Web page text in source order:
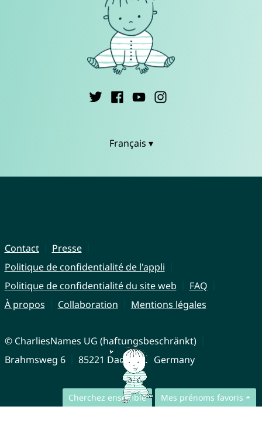
Cherchez ensemble Mes prénoms favoris
Français ▾
Contact
Presse
Politique de confidentialité de l'appli
Politique de confidentialité du site web
FAQ
À propos
Collaboration Mentions légales
© CharliesNames UG (haftungsbeschränkt)
Brahmsweg 6
85221 Dachau Germany